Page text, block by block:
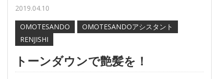
2019.04.10
OMOTESANDO
OMOTESANDOアシスタント
RENJISHI
トーンダウンで艶髪を！